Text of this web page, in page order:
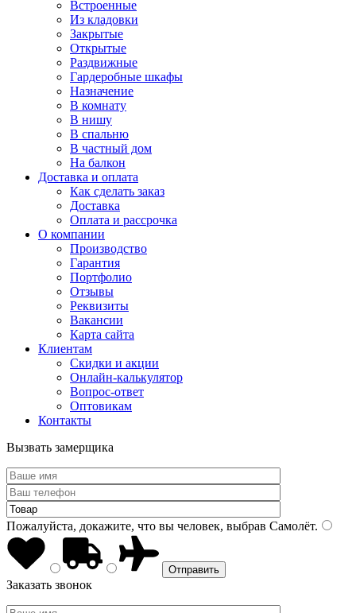
Встроенные
Из кладовки
Закрытые
Открытые
Раздвижные
Гардеробные шкафы
Назначение
В комнату
В нишу
В спальню
В частный дом
На балкон
Доставка и оплата
Как сделать заказ
Доставка
Оплата и рассрочка
О компании
Производство
Гарантия
Портфолио
Отзывы
Реквизиты
Вакансии
Карта сайта
Клиентам
Скидки и акции
Онлайн-калькулятор
Вопрос-ответ
Оптовикам
Контакты
Вызвать замерщика
Пожалуйста, докажите, что вы человек, выбрав Самолёт.
Заказать звонок